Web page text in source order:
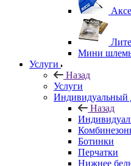
Мини
Услуги
Назад
Услуги
Индивидуальный
Назад
Ботинки
Перчатки
Нижнее